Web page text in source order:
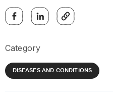
Category
DISEASES AND CONDITIONS